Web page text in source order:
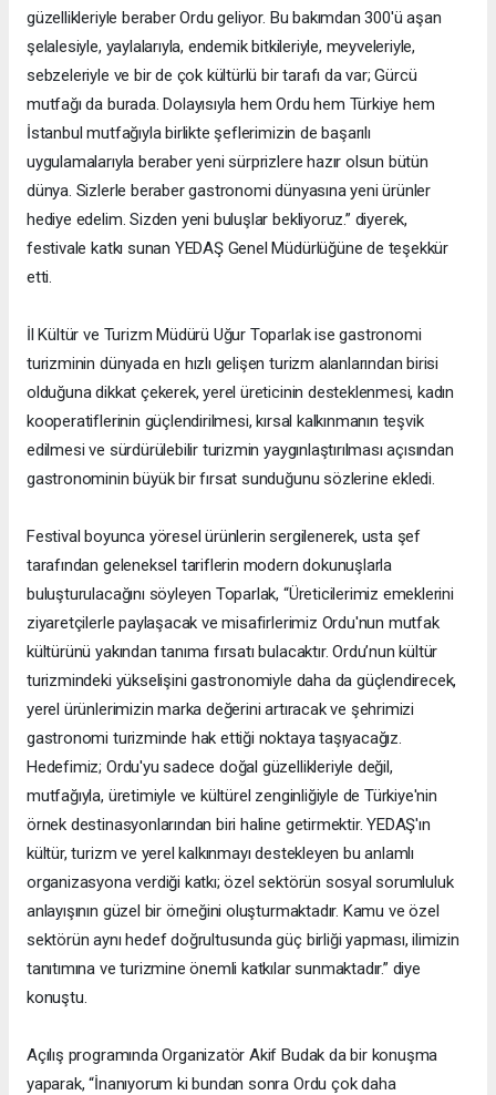
güzellikleriyle beraber Ordu geliyor. Bu bakımdan 300'ü aşan
şelalesiyle, yaylalarıyla, endemik bitkileriyle, meyveleriyle,
sebzeleriyle ve bir de çok kültürlü bir tarafı da var; Gürcü
mutfağı da burada. Dolayısıyla hem Ordu hem Türkiye hem
İstanbul mutfağıyla birlikte şeflerimizin de başarılı
uygulamalarıyla beraber yeni sürprizlere hazır olsun bütün
dünya. Sizlerle beraber gastronomi dünyasına yeni ürünler
hediye edelim. Sizden yeni buluşlar bekliyoruz.” diyerek,
festivale katkı sunan YEDAŞ Genel Müdürlüğüne de teşekkür
etti.
İl Kültür ve Turizm Müdürü Uğur Toparlak ise gastronomi
turizminin dünyada en hızlı gelişen turizm alanlarından birisi
olduğuna dikkat çekerek, yerel üreticinin desteklenmesi, kadın
kooperatiflerinin güçlendirilmesi, kırsal kalkınmanın teşvik
edilmesi ve sürdürülebilir turizmin yaygınlaştırılması açısından
gastronominin büyük bir fırsat sunduğunu sözlerine ekledi.
Festival boyunca yöresel ürünlerin sergilenerek, usta şef
tarafından geleneksel tariflerin modern dokunuşlarla
buluşturulacağını söyleyen Toparlak, “Üreticilerimiz emeklerini
ziyaretçilerle paylaşacak ve misafirlerimiz Ordu'nun mutfak
kültürünü yakından tanıma fırsatı bulacaktır. Ordu’nun kültür
turizmindeki yükselişini gastronomiyle daha da güçlendirecek,
yerel ürünlerimizin marka değerini artıracak ve şehrimizi
gastronomi turizminde hak ettiği noktaya taşıyacağız.
Hedefimiz; Ordu'yu sadece doğal güzellikleriyle değil,
mutfağıyla, üretimiyle ve kültürel zenginliğiyle de Türkiye'nin
örnek destinasyonlarından biri haline getirmektir. YEDAŞ'ın
kültür, turizm ve yerel kalkınmayı destekleyen bu anlamlı
organizasyona verdiği katkı; özel sektörün sosyal sorumluluk
anlayışının güzel bir örneğini oluşturmaktadır. Kamu ve özel
sektörün aynı hedef doğrultusunda güç birliği yapması, ilimizin
tanıtımına ve turizmine önemli katkılar sunmaktadır.” diye
konuştu.
Açılış programında Organizatör Akif Budak da bir konuşma
yaparak, “İnanıyorum ki bundan sonra Ordu çok daha